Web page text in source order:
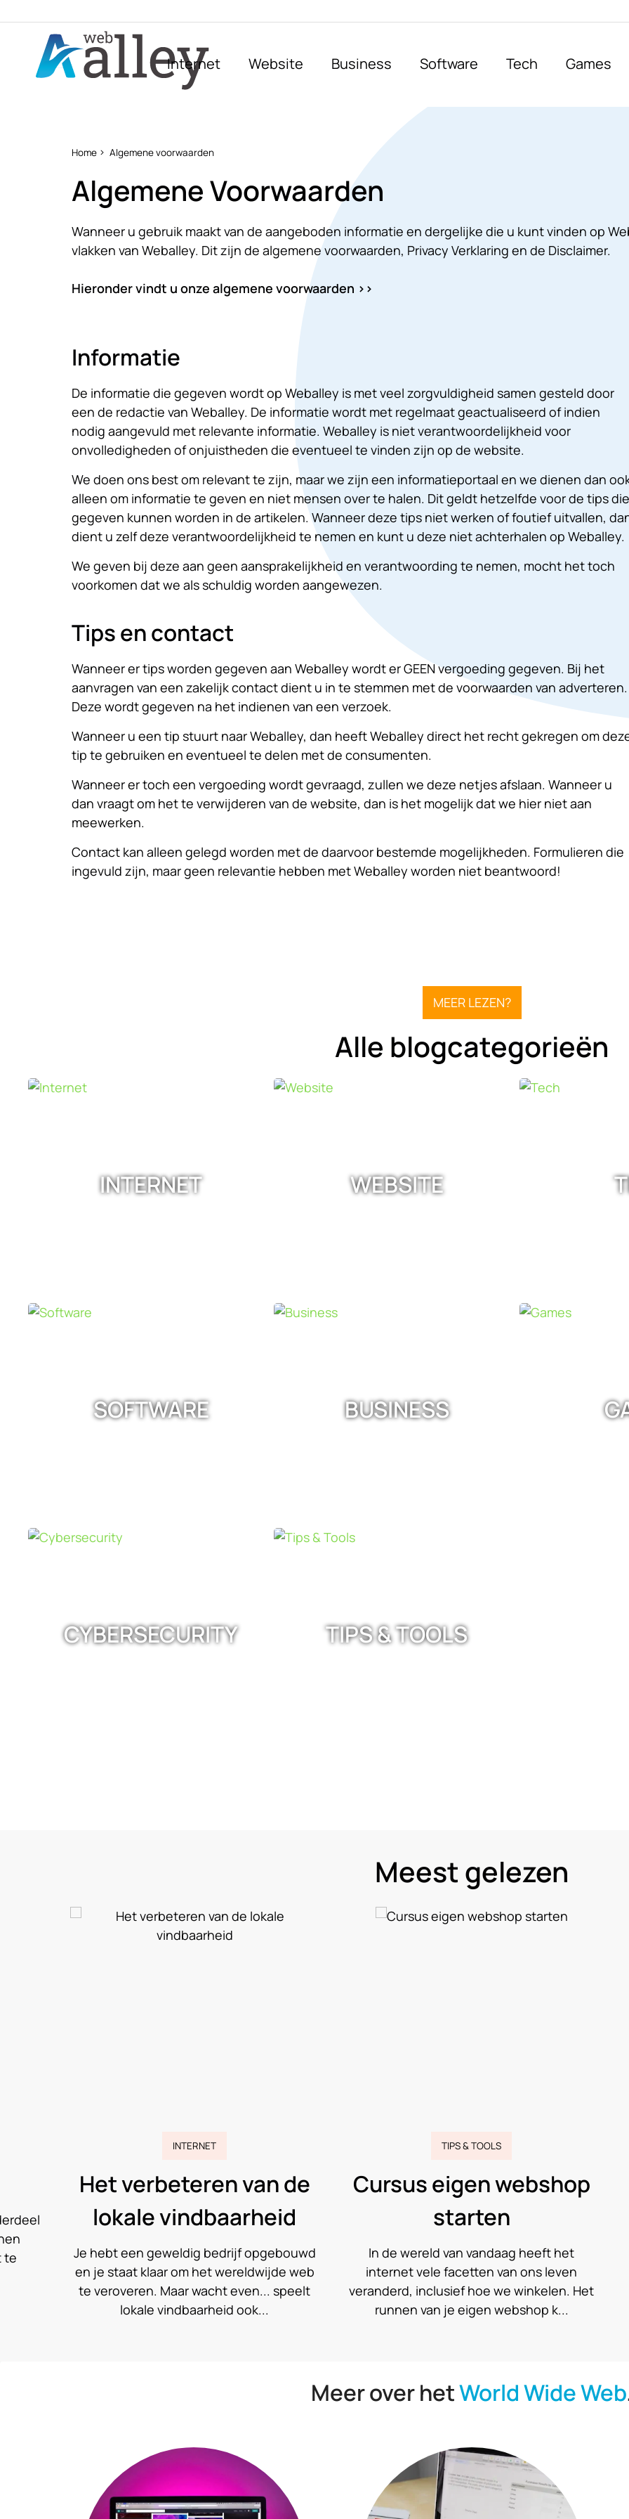
Internet Website Business Software Tech Games
Home Algemene voorwaarden
Algemene Voorwaarden
Wanneer u gebruik maakt van de aangeboden informatie en dergelijke die u kunt vinden op
vlakken van Weballey. Dit zijn de algemene voorwaarden, Privacy Verklaring en de Disclaimer.
Hieronder vindt u onze algemene voorwaarden >>
Informatie
De informatie die gegeven wordt op Weballey is met veel zorgvuldigheid samen gesteld door
een de redactie van Weballey. De informatie wordt met regelmaat geactualiseerd of indien
nodig aangevuld met relevante informatie. Weballey is niet verantwoordelijkheid voor
onvolledigheden of onjuistheden die eventueel te vinden zijn op de website.
We doen ons best om relevant te zijn, maar we zijn een informatieportaal en we dienen dan
alleen om informatie te geven en niet mensen over te halen. Dit geldt hetzelfde voor de tips die
gegeven kunnen worden in de artikelen. Wanneer deze tips niet werken of foutief uitvallen,
dient u zelf deze verantwoordelijkheid te nemen en kunt u deze niet achterhalen op Weballey.
We geven bij deze aan geen aansprakelijkheid en verantwoording te nemen, mocht het toch
voorkomen dat we als schuldig worden aangewezen.
Tips en contact
Wanneer er tips worden gegeven aan Weballey wordt er GEEN vergoeding gegeven. Bij het
aanvragen van een zakelijk contact dient u in te stemmen met de voorwaarden van adverteren.
Deze wordt gegeven na het indienen van een verzoek.
Wanneer u een tip stuurt naar Weballey, dan heeft Weballey direct het recht gekregen om
tip te gebruiken en eventueel te delen met de consumenten.
Wanneer er toch een vergoeding wordt gevraagd, zullen we deze netjes afslaan. Wanneer u
dan vraagt om het te verwijderen van de website, dan is het mogelijk dat we hier niet aan
meewerken.
Contact kan alleen gelegd worden met de daarvoor bestemde mogelijkheden. Formulieren die
ingevuld zijn, maar geen relevantie hebben met Weballey worden niet beantwoord!
MEER LEZEN?
Alle blogcategorieën
INTERNET WEBSITE
SOFTWARE BUSINESS
CYBERSECURITY TIPS & TOOLS
Meest gelezen
TIPS & TOOLS
Cursus eigen webshop
starten
In de wereld van vandaag heeft het
internet vele facetten van ons leven
veranderd, inclusief hoe we winkelen. Het
runnen van je eigen webshop k...
TECH
Hoe werkt draadloos
opladen
Draadloos opladen zie je inmiddels terug
bij veel smartphones, oordopjes en
accessoires. Je legt een toestel op een
laadpad en de batterij begi...
Meer over hetWorld Wide Web